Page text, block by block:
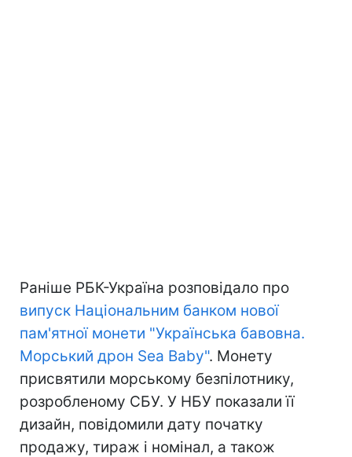
Раніше РБК-Україна розповідало про
випуск Національним банком нової
пам'ятної монети "Українська бавовна.
Морський дрон Sea Baby". Монету
присвятили морському безпілотнику,
розробленому СБУ. У НБУ показали її
дизайн, повідомили дату початку
продажу, тираж і номінал, а також